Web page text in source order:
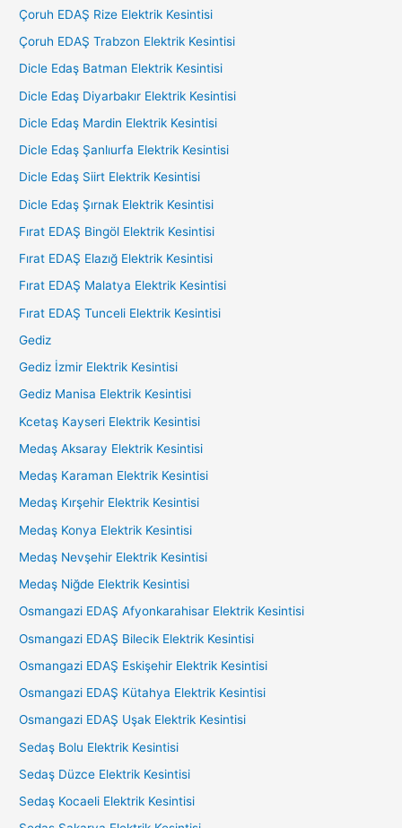
Çoruh EDAŞ Rize Elektrik Kesintisi
Çoruh EDAŞ Trabzon Elektrik Kesintisi
Dicle Edaş Batman Elektrik Kesintisi
Dicle Edaş Diyarbakır Elektrik Kesintisi
Dicle Edaş Mardin Elektrik Kesintisi
Dicle Edaş Şanlıurfa Elektrik Kesintisi
Dicle Edaş Siirt Elektrik Kesintisi
Dicle Edaş Şırnak Elektrik Kesintisi
Fırat EDAŞ Bingöl Elektrik Kesintisi
Fırat EDAŞ Elazığ Elektrik Kesintisi
Fırat EDAŞ Malatya Elektrik Kesintisi
Fırat EDAŞ Tunceli Elektrik Kesintisi
Gediz
Gediz İzmir Elektrik Kesintisi
Gediz Manisa Elektrik Kesintisi
Kcetaş Kayseri Elektrik Kesintisi
Medaş Aksaray Elektrik Kesintisi
Medaş Karaman Elektrik Kesintisi
Medaş Kırşehir Elektrik Kesintisi
Medaş Konya Elektrik Kesintisi
Medaş Nevşehir Elektrik Kesintisi
Medaş Niğde Elektrik Kesintisi
Osmangazi EDAŞ Afyonkarahisar Elektrik Kesintisi
Osmangazi EDAŞ Bilecik Elektrik Kesintisi
Osmangazi EDAŞ Eskişehir Elektrik Kesintisi
Osmangazi EDAŞ Kütahya Elektrik Kesintisi
Osmangazi EDAŞ Uşak Elektrik Kesintisi
Sedaş Bolu Elektrik Kesintisi
Sedaş Düzce Elektrik Kesintisi
Sedaş Kocaeli Elektrik Kesintisi